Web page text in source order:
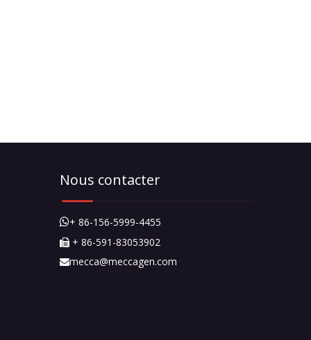
Nous contacter
+ 86-156-5999-4455
 + 86-591-83053902
mecca@meccagen.com